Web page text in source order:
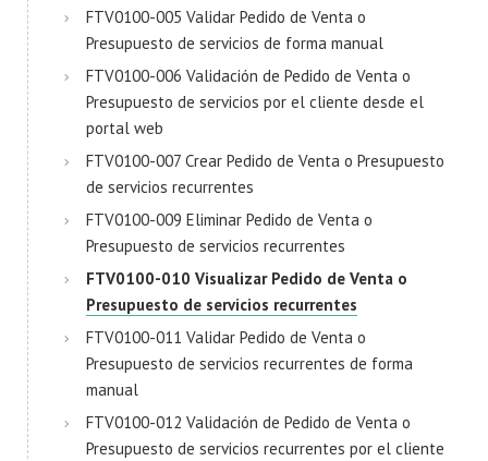
FTV0100-005 Validar Pedido de Venta o
Presupuesto de servicios de forma manual
FTV0100-006 Validación de Pedido de Venta o
Presupuesto de servicios por el cliente desde el
portal web
FTV0100-007 Crear Pedido de Venta o Presupuesto
de servicios recurrentes
FTV0100-009 Eliminar Pedido de Venta o
Presupuesto de servicios recurrentes
FTV0100-010 Visualizar Pedido de Venta o
Presupuesto de servicios recurrentes
FTV0100-011 Validar Pedido de Venta o
Presupuesto de servicios recurrentes de forma
manual
FTV0100-012 Validación de Pedido de Venta o
Presupuesto de servicios recurrentes por el cliente